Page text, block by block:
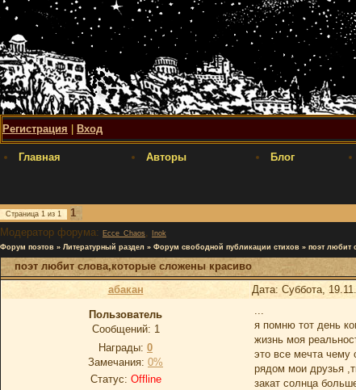
Регистрация Вход
Главная Авторы Блог
Страница 1 из 1
1
Модератор форума: Ecce_Chaos ,
Inok
Форум поэтов » Литературный раздел » Форум свободной публикации стихов » поэт любит
поэт любит слова,которые сложены красиво
абакан
Дата: Суббота,
Пользователь
Сообщений: 1
Награды: 0
Замечания: 0%
Статус: Offline
...
я помню тот день
жизнь моя
это все мечта чему
рядом мои друзья
закат солнца